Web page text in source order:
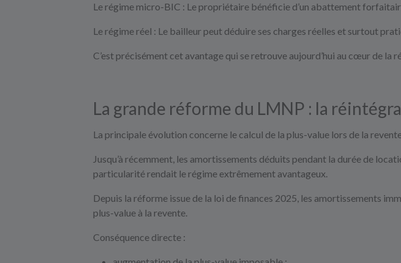
Le régime micro-BIC : Le propriétaire bénéficie d’un abattement
Le régime réel : Le bailleur peut déduire ses charges réelles et surtout
C’est précisément cet avantage qui se retrouve aujourd’hui au cœur de la
La grande réforme du LMNP : la
La principale évolution concerne le calcul de la plus-value lors de la revente
Jusqu’à récemment, les amortissements déduits pendant la durée de
particularité rendait le régime extrêmement avantageux.
Depuis la réforme issue de la loi de finances 2025, les amortissements
plus-value à la revente.
Conséquence directe :